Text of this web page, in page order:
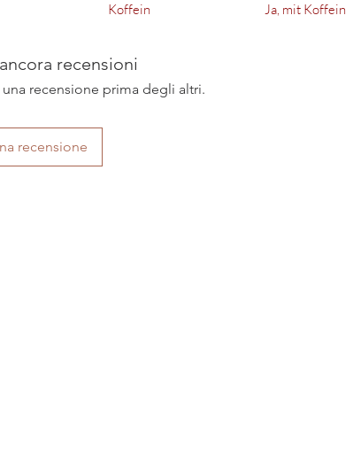
Koffein Ja, mit Koffein
recensioni
recensione prima degli altri.
recensione